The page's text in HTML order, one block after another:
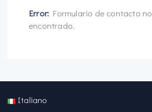
Error: Formulario de contacto no
encontrado.
Italiano